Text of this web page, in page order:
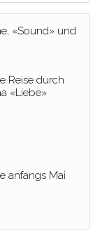
«Sound» und
Reise durch
«Liebe»
anfangs Mai